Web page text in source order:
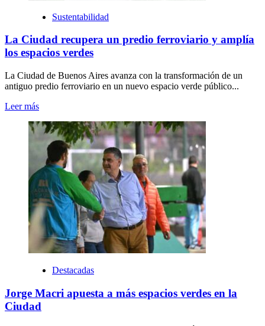
Sustentabilidad
La Ciudad recupera un predio ferroviario y amplía
los espacios verdes
La Ciudad de Buenos Aires avanza con la transformación de un
antiguo predio ferroviario en un nuevo espacio verde público...
Leer más
Destacadas
Jorge Macri apuesta a más espacios verdes en la
Ciudad